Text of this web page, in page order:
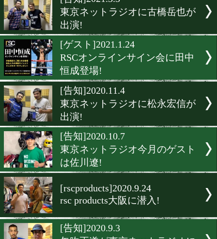
[rsc]2021.3.6
春はボックスバッグで決ま
[告知]2021.3.3
東京ネットラジオに古橋岳
出演!
[ゲスト]2021.1.24
RSCオンラインサイン会に
恒成登場!
[告知]2020.11.4
東京ネットラジオに松永宏
出演!